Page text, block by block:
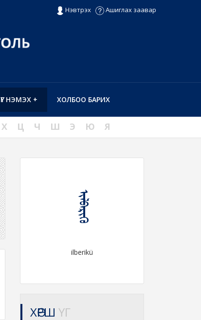
Нэвтрэх Ашиглах заавар
ХОЛБОО БАРИХ
ҮГ НЭМЭХ +
Х Ц Ч Ш Э Ю Я
ᠢᠯᠪᠡᠷᠢᠬᠦ
ilberikü
ХӨРШ ҮГ